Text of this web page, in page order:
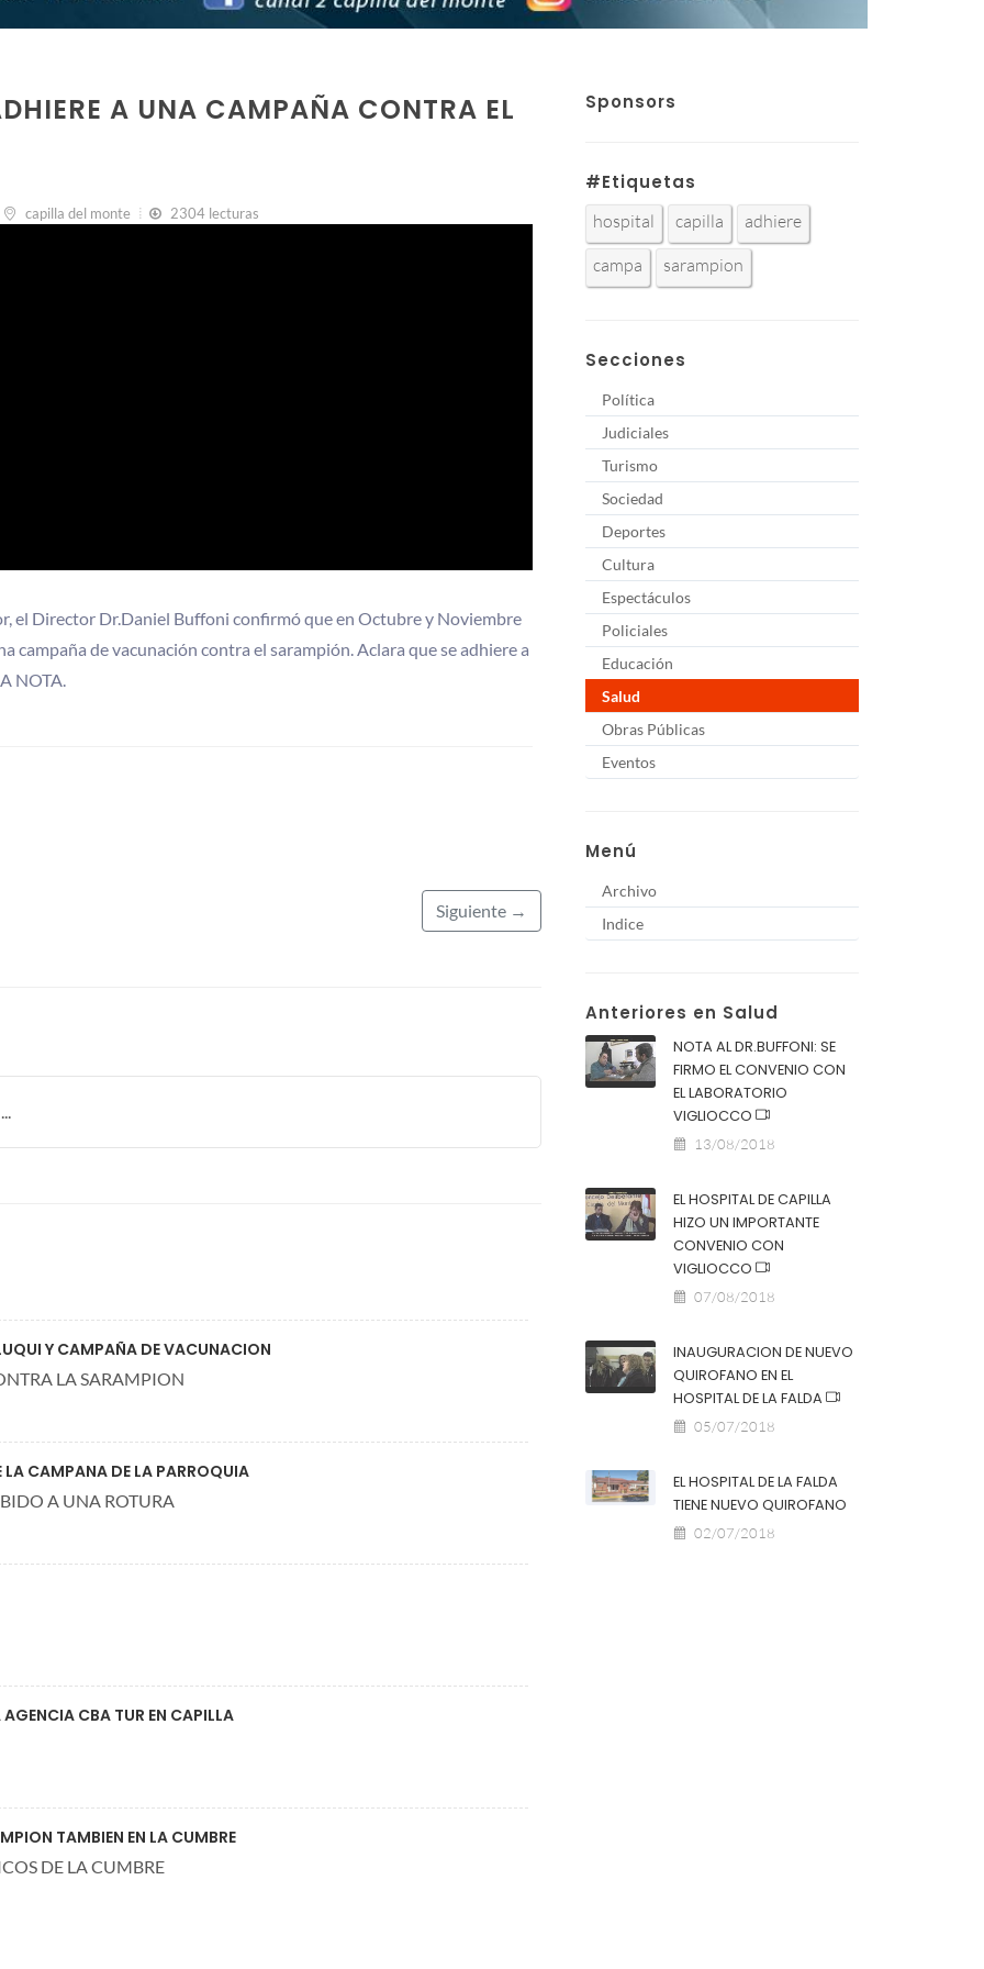
A UNA CAMPAÑA CONTRA EL
capilla del monte 2304 lecturas
el Director Dr.Daniel Buffoni confirmó que en Octubre y Noviembre
campaña de vacunación contra el sarampión. Aclara que se adhiere a
NOTA.
Siguiente →
Y CAMPAÑA DE VACUNACION
LA SARAMPION
CAMPANA DE LA PARROQUIA
A UNA ROTURA
CBA TUR EN CAPILLA
TAMBIEN EN LA CUMBRE
DE LA CUMBRE
Sponsors
#Etiquetas
hospital capilla
adhiere
campa
sarampion
Secciones
Política
Judiciales
Turismo
Sociedad
Deportes
Cultura
Espectáculos
Policiales
Educación
Salud
Obras Públicas
Eventos
Menú
Archivo
Indice
Anteriores en Salud
NOTA AL DR.BUFFONI: SE
FIRMO EL CONVENIO CON
EL LABORATORIO
VIGLIOCCO
13/08/2018
EL HOSPITAL DE CAPILLA
HIZO UN IMPORTANTE
CONVENIO CON
VIGLIOCCO
07/08/2018
INAUGURACION DE NUEVO
QUIROFANO EN EL
HOSPITAL DE LA FALDA
05/07/2018
EL HOSPITAL DE LA FALDA
TIENE NUEVO QUIROFANO
02/07/2018